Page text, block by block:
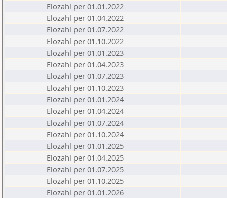
Elozahl per 01.01.2022
Elozahl per 01.04.2022
Elozahl per 01.07.2022
Elozahl per 01.10.2022
Elozahl per 01.01.2023
Elozahl per 01.04.2023
Elozahl per 01.07.2023
Elozahl per 01.10.2023
Elozahl per 01.01.2024
Elozahl per 01.04.2024
Elozahl per 01.07.2024
Elozahl per 01.10.2024
Elozahl per 01.01.2025
Elozahl per 01.04.2025
Elozahl per 01.07.2025
Elozahl per 01.10.2025
Elozahl per 01.01.2026